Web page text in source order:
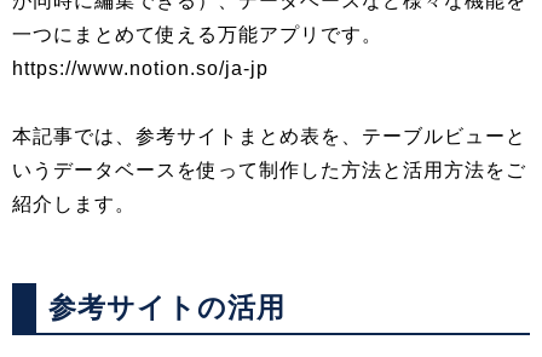
一つにまとめて使える万能アプリです。
https://www.notion.so/ja-jp
本記事では、参考サイトまとめ表を、テーブルビューと
いうデータベースを使って制作した方法と活用方法をご
紹介します。
参考サイトの活用